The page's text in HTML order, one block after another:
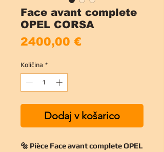
Face avant complete
OPEL CORSA
2400,00 €
Količina *
Dodaj v košarico
🔩 Pièce Face avant complete OPEL